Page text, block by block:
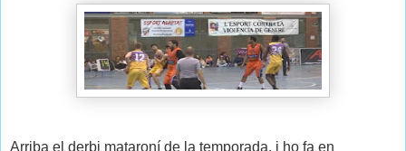
Arriba el derbi mataroní de la temporada, i ho fa en